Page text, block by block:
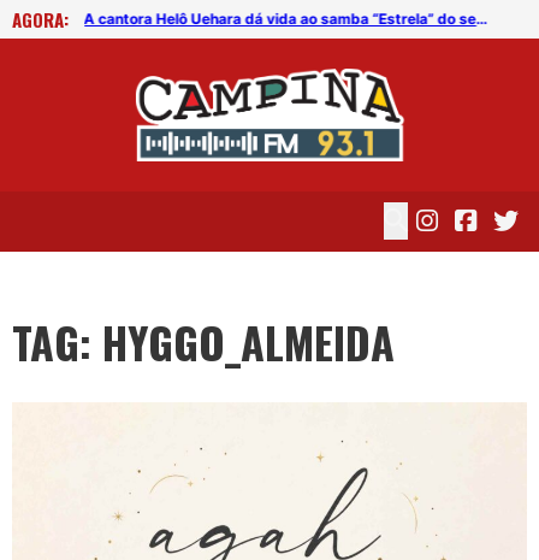
AGORA: A cantora Helô Uehara dá vida ao samba “Estrela” do selo agah
TAG: HYGGO_ALMEIDA